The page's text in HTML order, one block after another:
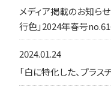
メディア掲載のお知ら
行色」2024年春号
2024.01.24
「白に特化した、プラ